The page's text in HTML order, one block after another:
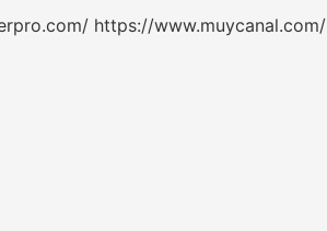
https://www.muycanal.com/